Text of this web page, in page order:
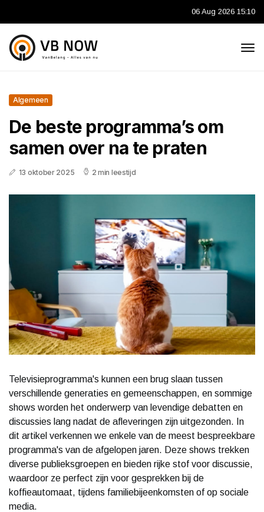
06 Aug 2026 15:10
Algemeen
De beste programma’s om
samen over na te praten
13 oktober 2025 2 min leestijd
Televisieprogramma's kunnen een brug slaan tussen
verschillende generaties en gemeenschappen, en sommige
shows worden het onderwerp van levendige debatten en
discussies lang nadat de afleveringen zijn uitgezonden. In
dit artikel verkennen we enkele van de meest bespreekbare
programma's van de afgelopen jaren. Deze shows trekken
diverse publieksgroepen en bieden rijke stof voor discussie,
waardoor ze perfect zijn voor gesprekken bij de
koffieautomaat, tijdens familiebijeenkomsten of op sociale
media.